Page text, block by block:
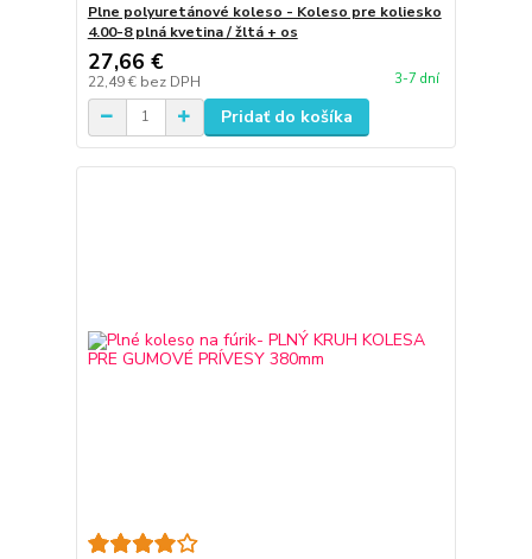
Plne polyuretánové koleso - Koleso pre koliesko
4.00-8 plná kvetina / žltá + os
27,66 €
22,49 € bez DPH 3-7 dní
Pridať do košíka